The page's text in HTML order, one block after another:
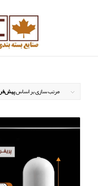
مرتب سازی بر اساس